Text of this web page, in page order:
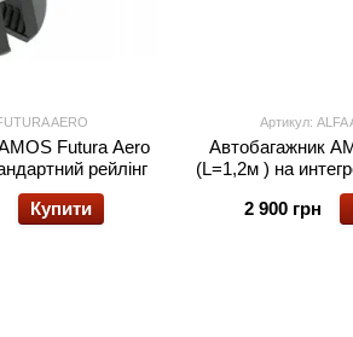
AERO
Futura Aero
рейлінг
Купити
Артикул: ALFA
Автобагажник
(L=1,2м ) на
2 900 грн